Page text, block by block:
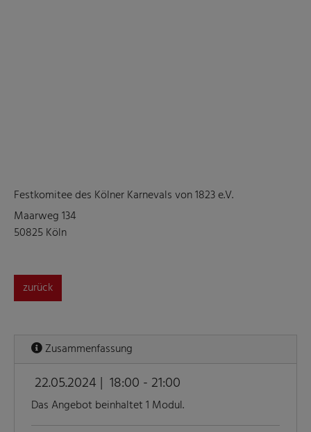
Festkomitee des Kölner Karnevals von 1823 e.V.
Maarweg 134
50825 Köln
zurück
Zusammenfassung
22.05.2024 | 18:00 - 21:00
Das Angebot beinhaltet 1 Modul.